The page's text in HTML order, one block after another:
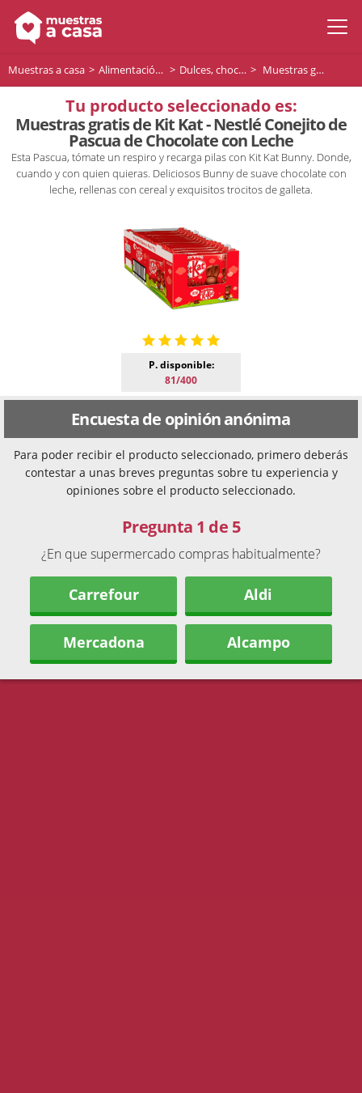
Muestras a casa Alimentación y bebidas Dulces, chocolates y postres Muestras gratis de Kit Kat - Nestlé Conejito de Pascua de Chocolate con Leche
Tu producto seleccionado es:
Muestras gratis de Kit Kat - Nestlé Conejito de
Pascua de Chocolate con Leche
Esta Pascua, tómate un respiro y recarga pilas con Kit Kat Bunny. Donde,
cuando y con quien quieras. Deliciosos Bunny de suave chocolate con
leche, rellenas con cereal y exquisitos trocitos de galleta.
P. disponible:
81/400
Encuesta de opinión anónima
Para poder recibir el producto seleccionado, primero deberás
contestar a unas breves preguntas sobre tu experiencia y
opiniones sobre el producto seleccionado.
Pregunta 1 de 5
¿En que supermercado compras habitualmente?
Carrefour Aldi
Mercadona Alcampo